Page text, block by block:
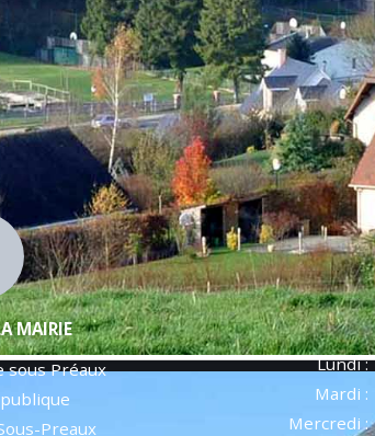
MAIRIE
sous Préaux
Preaux
Lundi :
Mardi :
Mercredi :